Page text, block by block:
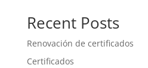
Recent Posts
Renovación de certificados
Certificados